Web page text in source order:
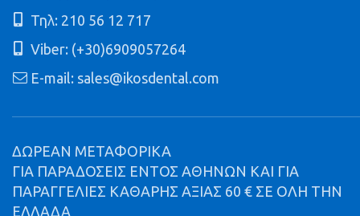
Τηλ: 210 56 12 717
Viber: (+30)6909057264
E-mail: sales@ikosdental.com
ΔΩΡΕΑΝ ΜΕΤΑΦΟΡΙΚΑ
ΓΙΑ ΠΑΡΑΔΟΣΕΙΣ ΕΝΤΟΣ ΑΘΗΝΩΝ ΚΑΙ ΓΙΑ
ΠΑΡΑΓΓΕΛΙΕΣ ΚΑΘΑΡΗΣ ΑΞΙΑΣ 60 € ΣΕ ΟΛΗ ΤΗΝ
ΕΛΛΑΔΑ